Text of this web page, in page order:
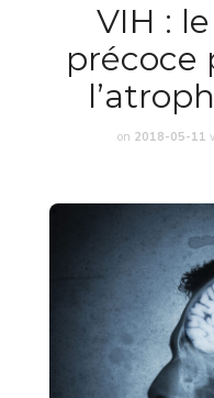
VIH :
précoce
on 2018-05-11